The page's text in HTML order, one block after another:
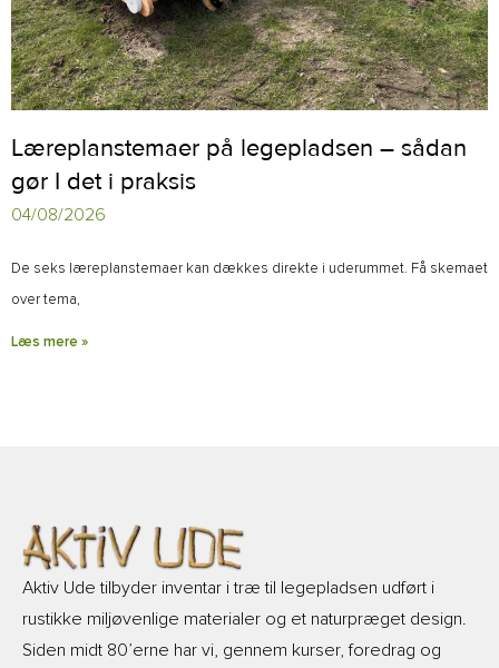
Læreplanstemaer på legepladsen – sådan
gør I det i praksis
04/08/2026
De seks læreplanstemaer kan dækkes direkte i uderummet. Få skemaet
over tema,
Læs mere »
Aktiv Ude tilbyder inventar i træ til legepladsen udført i
rustikke miljøvenlige materialer og et naturpræget design.
Siden midt 80’erne har vi, gennem kurser, foredrag og